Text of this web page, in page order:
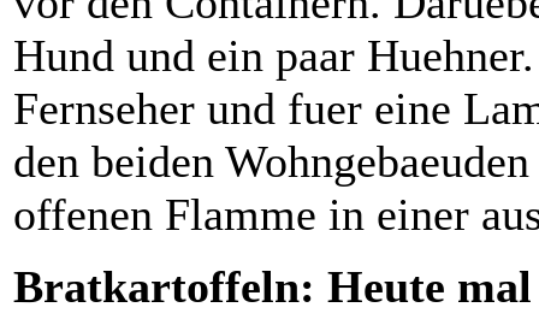
Hund und ein paar
Fernseher und fuer eine
den beiden
offenen Flamme in einer
Bratkartoffeln: Heute